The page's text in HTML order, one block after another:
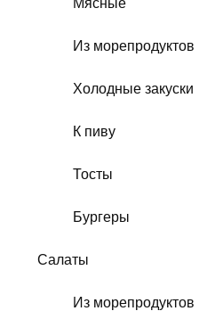
Из морепродуктов
Холодные закуски
К пиву
Тосты
Бургеры
Салаты
Из морепродуктов